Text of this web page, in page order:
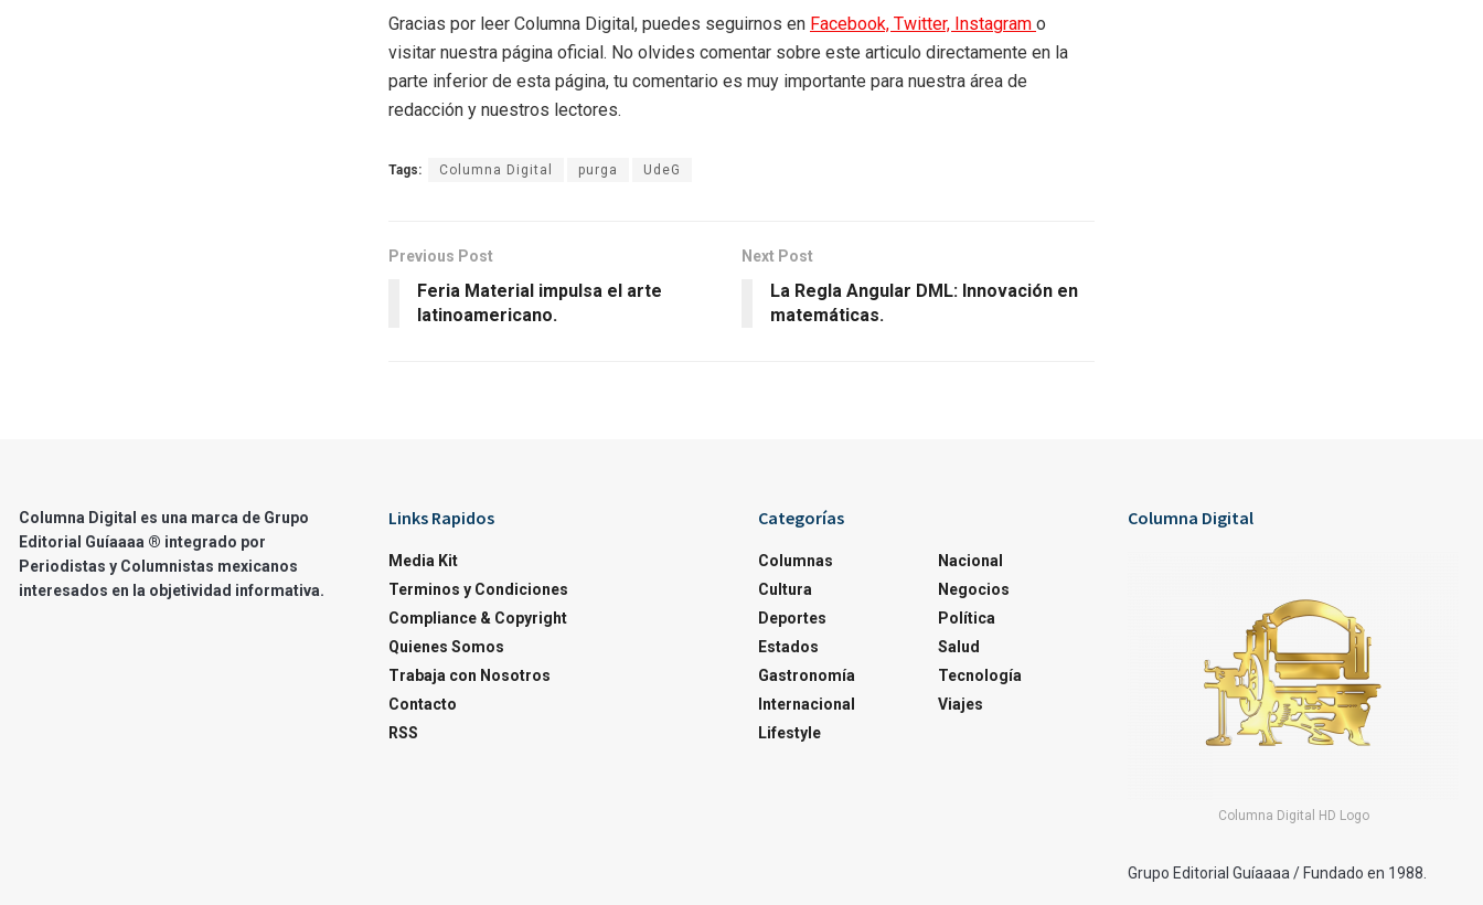
Gracias por leer Columna Digital, puedes seguirnos en Facebook, Twitter, Instagram o
visitar nuestra página oficial. No olvides comentar sobre este articulo directamente en la
parte inferior de esta página, tu comentario es muy importante para nuestra área de
redacción y nuestros lectores.
Tags: Columna Digital purga UdeG
Previous Post
Feria Material impulsa el arte
latinoamericano.
Next Post
La Regla Angular DML: Innovación en
matemáticas.
Columna Digital es una marca de Grupo
Editorial Guíaaaa ® integrado por
Periodistas y Columnistas mexicanos
interesados en la objetividad informativa.
Links Rapidos
Media Kit
Terminos y Condiciones
Compliance & Copyright
Quienes Somos
Trabaja con Nosotros
Contacto
RSS
Categorías
Columnas
Cultura
Deportes
Estados
Gastronomía
Internacional
Lifestyle
Nacional
Negocios
Política
Salud
Tecnología
Viajes
Columna Digital
Columna Digital HD Logo
Grupo Editorial Guíaaaa / Fundado en 1988.